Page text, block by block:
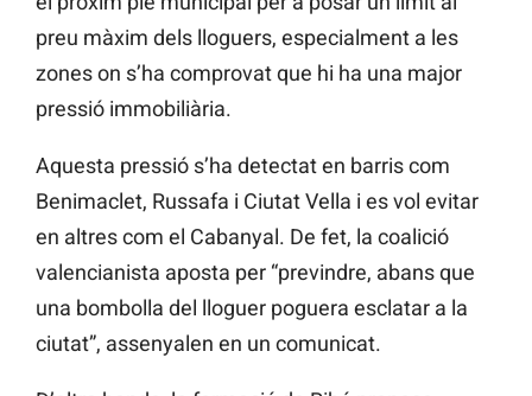
preu màxim dels lloguers, especialment a les
zones on s’ha comprovat que hi ha una major
pressió immobiliària.
Aquesta pressió s’ha detectat en barris com
Benimaclet, Russafa i Ciutat Vella i es vol evitar
en altres com el Cabanyal. De fet, la coalició
valencianista aposta per “previndre, abans que
una bombolla del lloguer poguera esclatar a la
ciutat”, assenyalen en un comunicat.